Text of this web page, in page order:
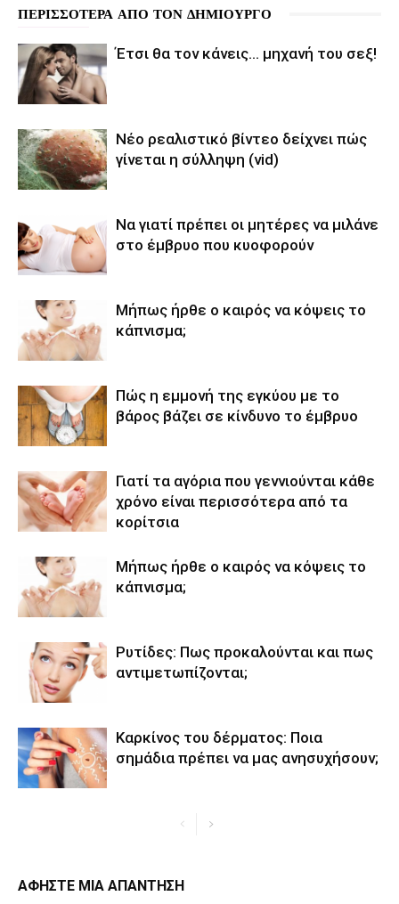
ΠΕΡΙΣΣΟΤΕΡΑ ΑΠΟ ΤΟΝ ΔΗΜΙΟΥΡΓΟ
Έτσι θα τον κάνεις… μηχανή του σεξ!
Νέο ρεαλιστικό βίντεο δείχνει πώς
γίνεται η σύλληψη (vid)
Να γιατί πρέπει οι μητέρες να μιλάνε
στο έμβρυο που κυοφορούν
Μήπως ήρθε ο καιρός να κόψεις το
κάπνισμα;
Πώς η εμμονή της εγκύου με το
βάρος βάζει σε κίνδυνο το έμβρυο
Γιατί τα αγόρια που γεννιούνται κάθε
χρόνο είναι περισσότερα από τα
κορίτσια
Μήπως ήρθε ο καιρός να κόψεις το
κάπνισμα;
Ρυτίδες: Πως προκαλούνται και πως
αντιμετωπίζονται;
Καρκίνος του δέρματος: Ποια
σημάδια πρέπει να μας ανησυχήσουν;
ΑΦΗΣΤΕ ΜΙΑ ΑΠΑΝΤΗΣΗ